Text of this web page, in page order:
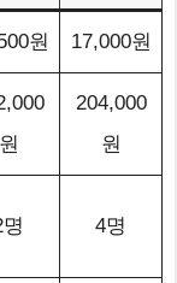
원 17,000원
원
204,000
원
명 4명